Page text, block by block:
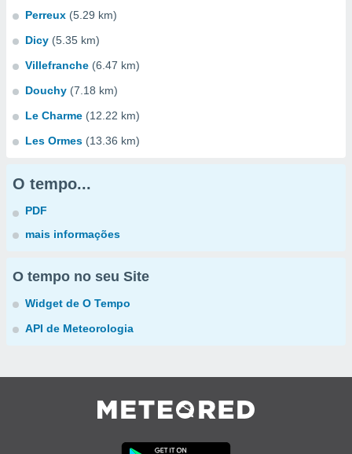
Perreux (5.29 km)
Dicy (5.35 km)
Villefranche (6.47 km)
Douchy (7.18 km)
Le Charme (12.22 km)
Les Ormes (13.36 km)
O tempo...
PDF
mais informações
O tempo no seu Site
Widget de O Tempo
API de Meteorologia